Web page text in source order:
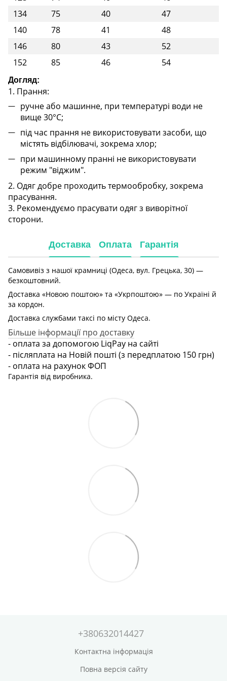
134
75 40
47
140
78 41
48
146
80 43
52
152
85 46 54
Догляд:
1. Прання:
ручне або машинне, при температурі води не
вище 30°C;
під час прання не використовувати засоби, що
містять відбілювачі, зокрема хлор;
при машинному пранні не використовувати
режим "віджим".
2. Одяг добре проходить термообробку, зокрема
прасування.
3. Рекомендуємо прасувати одяг з виворітної
сторони.
Доставка Оплата Гарантія
Самовивіз з нашої крамниці (Одеса, вул. Грецька, 30) —
безкоштовний.
Доставка «Новою поштою» та «Укрпоштою» — по Україні й
за кордон.
Доставка службами таксі по місту Одеса.
Більше інформації про доставку
- оплата за допомогою LiqPay на сайті
- післяплата на Новій пошті (з передплатою 150 грн)
- оплата на рахунок ФОП
Гарантія від виробника.
+380632014427
Контактна інформація
Повна версія сайту